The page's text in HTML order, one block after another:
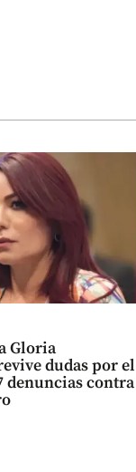
Gloria
dudas por el
denuncias contra